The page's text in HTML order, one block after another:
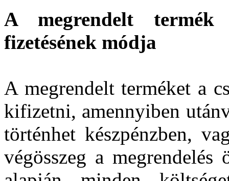
A megrendelt
fizetésének módja
A megrendelt terméket a
kifizetni, amennyiben
történhet készpénzben,
végösszeg a megrendelés